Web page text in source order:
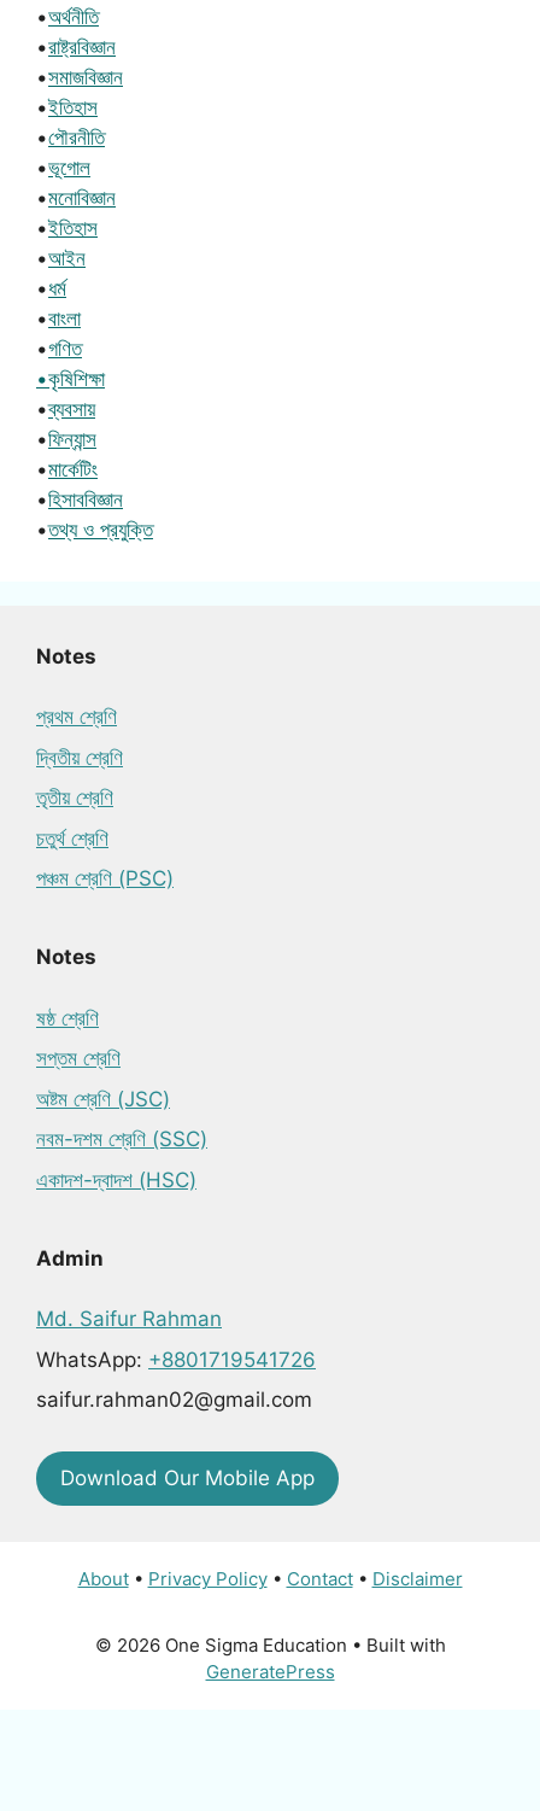
•অর্থনীতি
•রাষ্ট্রবিজ্ঞান
•সমাজবিজ্ঞান
•ইতিহাস
•পৌরনীতি
•ভূগোল
•মনোবিজ্ঞান
•ইতিহাস
•আইন
•ধর্ম
•বাংলা
•গণিত
•কৃষিশিক্ষা
•ব্যবসায়
•ফিন্যান্স
•মার্কেটিং
•হিসাববিজ্ঞান
•তথ্য ও প্রযুক্তি
Notes
প্রথম শ্রেণি
দ্বিতীয় শ্রেণি
তৃতীয় শ্রেণি
চতুর্থ শ্রেণি
পঞ্চম শ্রেণি (PSC)
Notes
ষষ্ঠ শ্রেণি
সপ্তম শ্রেণি
অষ্টম শ্রেণি (JSC)
নবম-দশম শ্রেণি (SSC)
একাদশ-দ্বাদশ (HSC)
Admin
Md. Saifur Rahman
WhatsApp: +8801719541726
saifur.rahman02@gmail.com
Download Our Mobile App
About• Privacy Policy• Contact• Disclaimer
© 2026 One Sigma Education • Built with
GeneratePress